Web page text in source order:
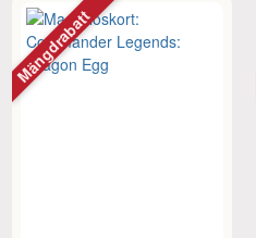
Mängdrabatt